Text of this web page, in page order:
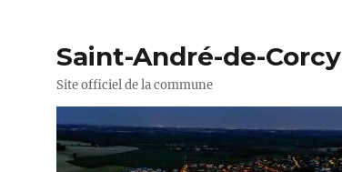
Saint-André-de-Corcy
Site officiel de la commune